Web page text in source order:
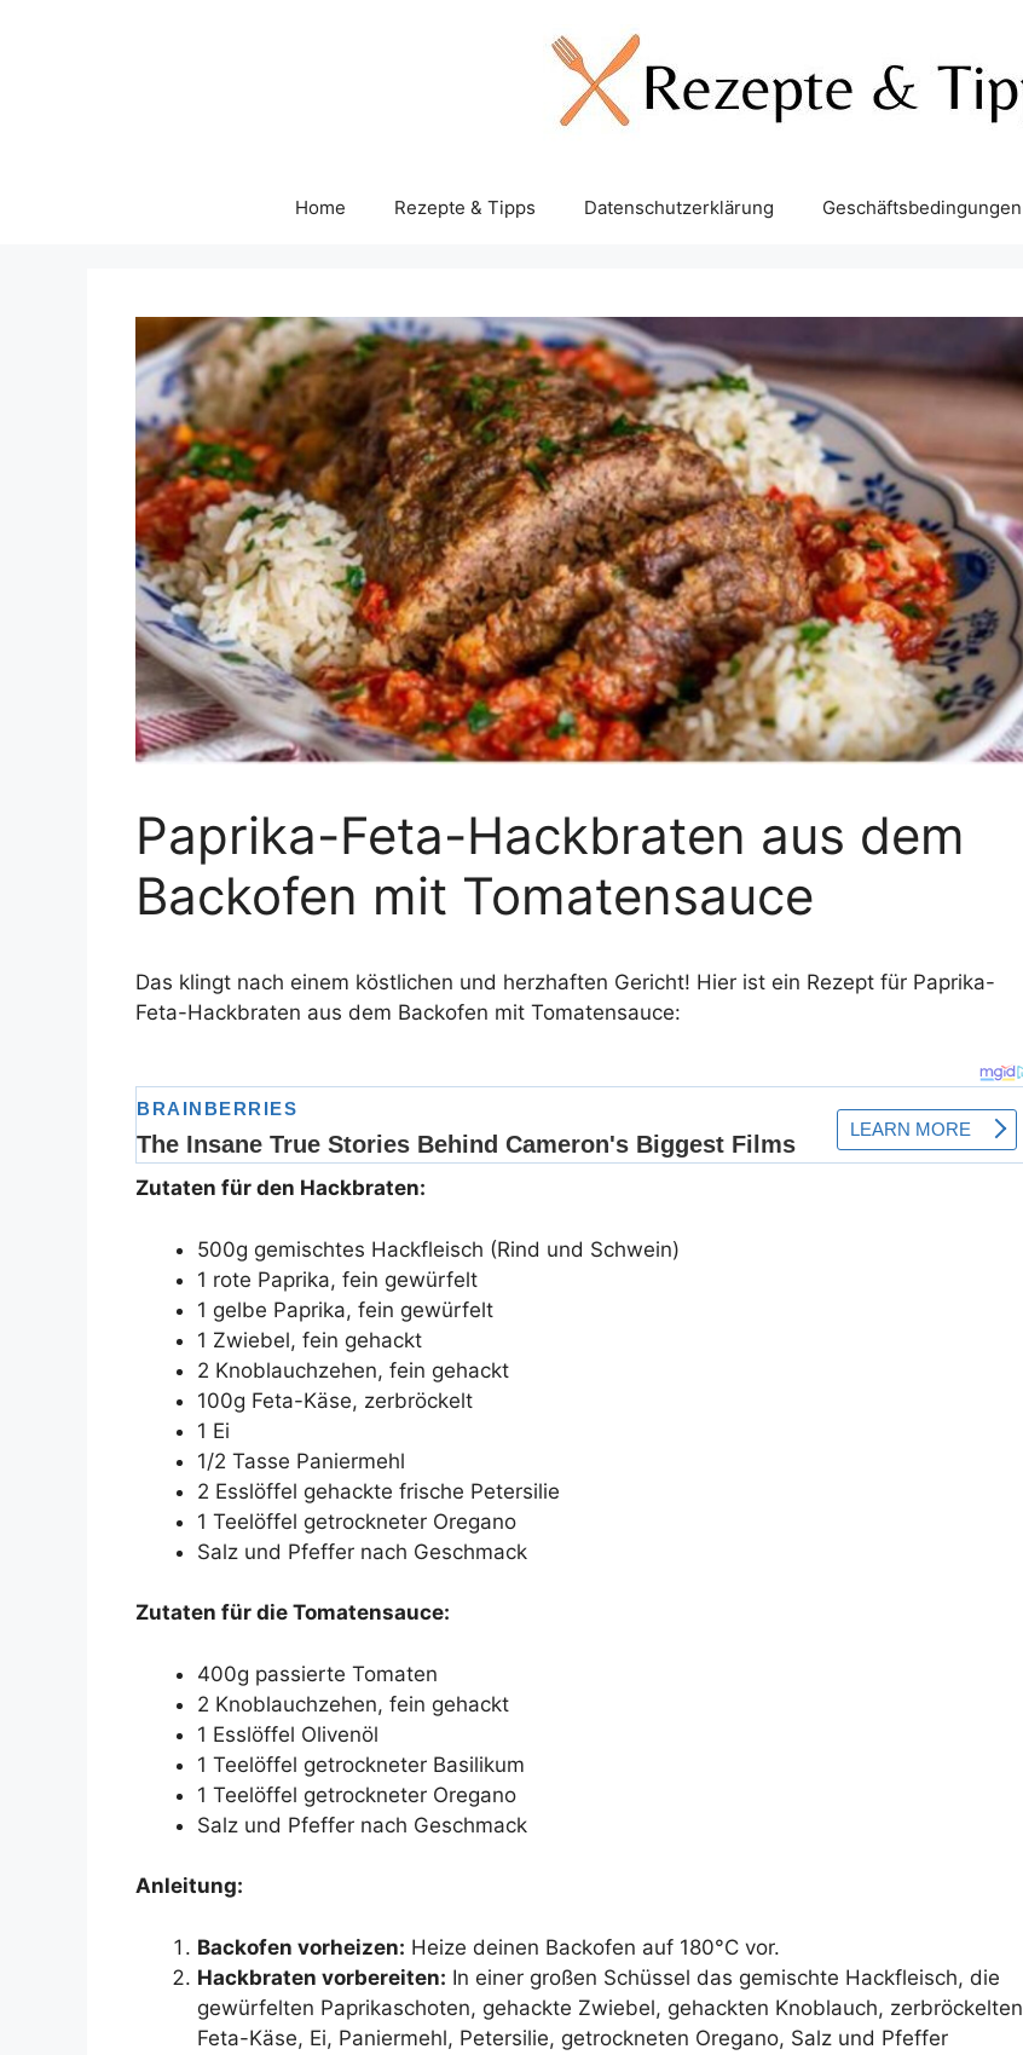
Home Rezepte & Tipps Datenschutzerklärung Geschäftsbedingungen
Paprika-Feta-Hackbraten aus dem
Backofen mit Tomatensauce
Das klingt nach einem köstlichen und herzhaften Gericht! Hier ist ein Rezept für Paprika-
Feta-Hackbraten aus dem Backofen mit Tomatensauce:
Zutaten für den Hackbraten:
500g gemischtes Hackfleisch (Rind und Schwein)
1 rote Paprika, fein gewürfelt
1 gelbe Paprika, fein gewürfelt
1 Zwiebel, fein gehackt
2 Knoblauchzehen, fein gehackt
100g Feta-Käse, zerbröckelt
1 Ei
1/2 Tasse Paniermehl
2 Esslöffel gehackte frische Petersilie
1 Teelöffel getrockneter Oregano
Salz und Pfeffer nach Geschmack
Zutaten für die Tomatensauce:
400g passierte Tomaten
2 Knoblauchzehen, fein gehackt
1 Esslöffel Olivenöl
1 Teelöffel getrockneter Basilikum
1 Teelöffel getrockneter Oregano
Salz und Pfeffer nach Geschmack
Anleitung:
Backofen vorheizen: Heize deinen Backofen auf 180°C vor.
Hackbraten vorbereiten: In einer großen Schüssel das gemischte Hackfleisch, die
gewürfelten Paprikaschoten, gehackte Zwiebel, gehackten Knoblauch, zerbröckelten
Feta-Käse, Ei, Paniermehl, Petersilie, getrockneten Oregano, Salz und Pfeffer